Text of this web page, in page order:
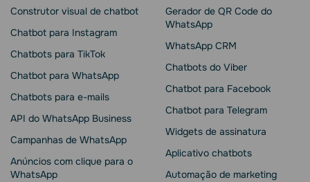
Construtor visual de chatbot
Chatbot para Instagram
Chatbots para TikTok
Chatbot para WhatsApp
Chatbots para e-mails
API do WhatsApp Business
Campanhas de WhatsApp
Anúncios com clique para o
WhatsApp
Gerador de QR Code do
WhatsApp
WhatsApp CRM
Chatbots do Viber
Chatbot para Facebook
Chatbot para Telegram
Widgets de assinatura
Aplicativo chatbots
Automação de marketing